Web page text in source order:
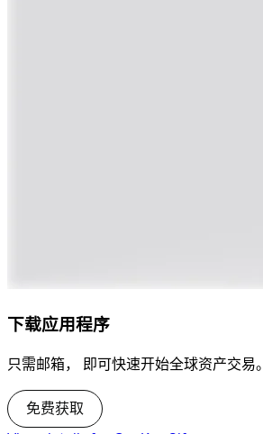
下载应用程序
只需邮箱， 即可快速开始全球资产交易。
免费获取